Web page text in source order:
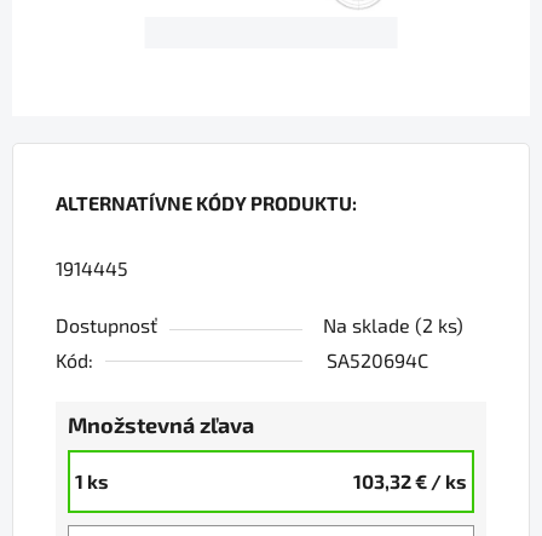
ALTERNATÍVNE KÓDY PRODUKTU:
1914445
Dostupnosť Na sklade (2 ks)
Kód:
SA520694C
Množstevná zľava
1 ks 103,32 € / ks